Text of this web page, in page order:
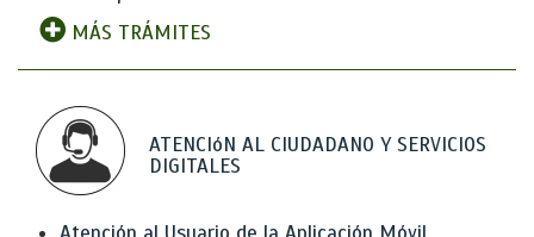
MÁS TRÁMITES
ATENCIóN AL CIUDADANO Y SERVICIOS
DIGITALES